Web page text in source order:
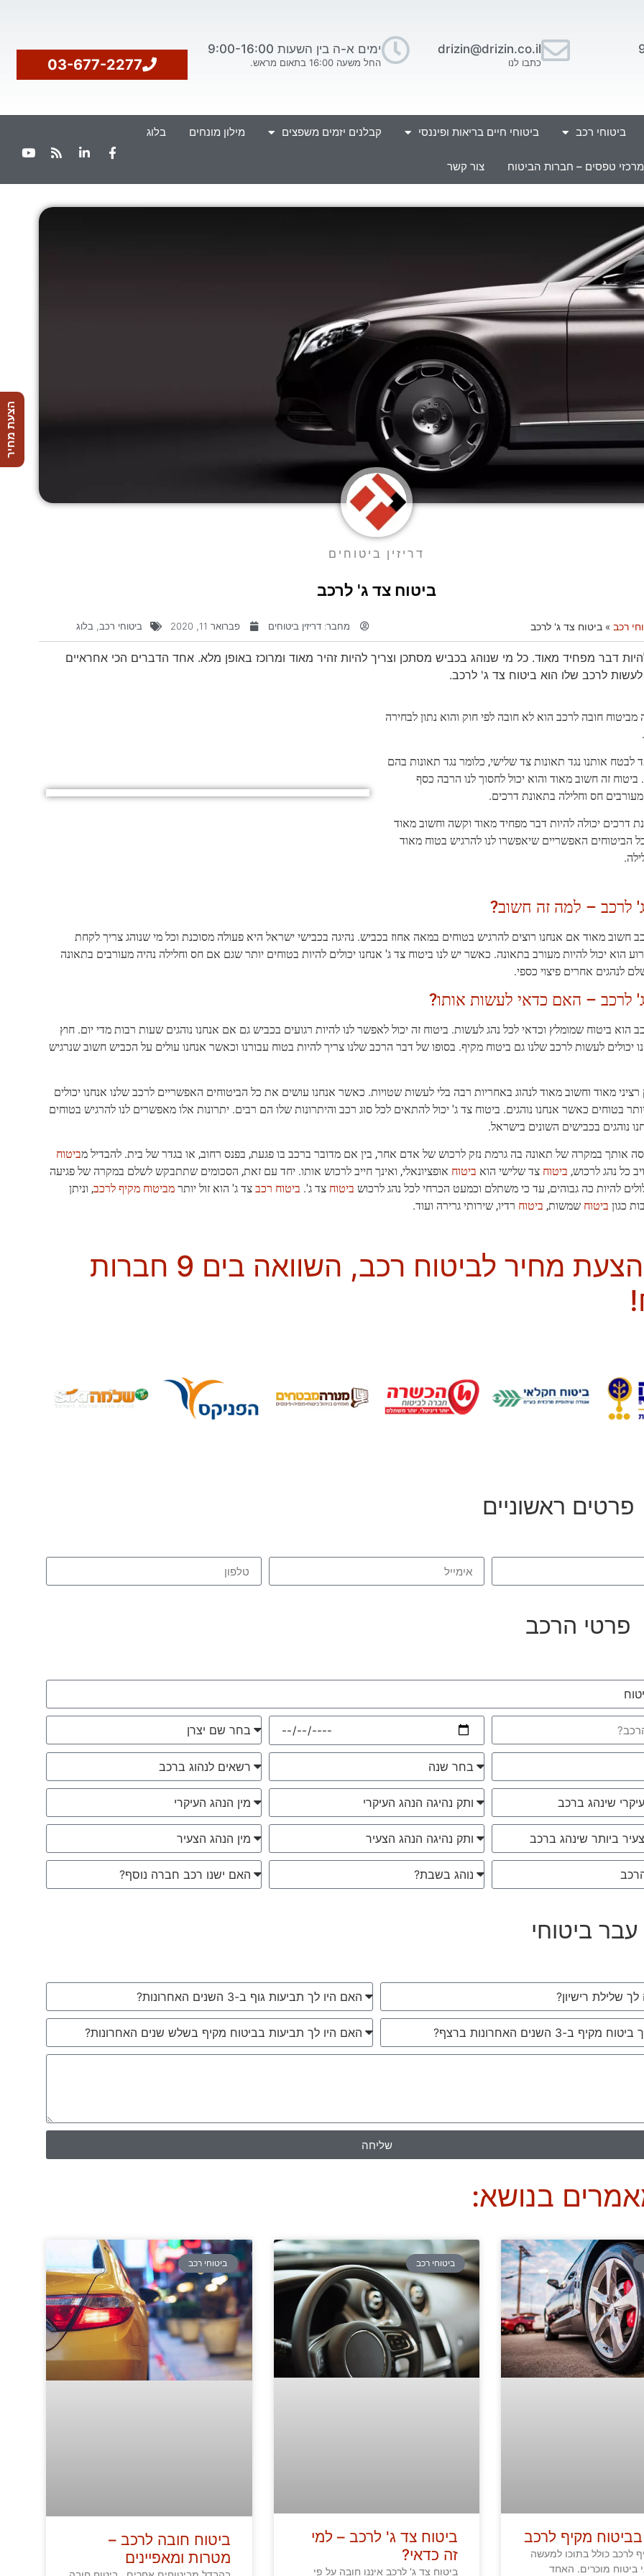
drizin@drizin.co.il
כתבו לנו
ימים א-ה בין השעות 9:00-16:00
החל משעה 16:00 בתאום מראש. 03-677-2277
ביטוחי רכב ביטוחי חיים בריאות ופיננסי קבלנים יזמים משפצים מילון מונחים בלוג
מרכזי טפסים – חברות הביטוח צור קשר
דריזין ביטוחים
ביטוח צד ג' לרכב
רכב » ביטוח צד ג' לרכב מחבר: דריזין ביטוחים פברואר 11, 2020 ביטוחי רכב, בלוג
דבר מפחיד מאוד. כל מי שנוהג בכביש מסתכן וצריך להיות זהיר מאוד ומרוכז באופן מלא. אחד הדברים הכי אחראיים
לעשות לרכב שלו הוא ביטוח צד ג' לרכב.
מביטוח חובה לרכב הוא לא חובה לפי חוק והוא נתון לבחירה
לבטח אותנו נגד תאונות צד שלישי, כלומר נגד תאונות בהם
ביטוח זה חשוב מאוד והוא יכול לחסוך לנו הרבה כסף
חס וחלילה בתאונת דרכים.
דרכים יכולה להיות דבר מפחיד מאוד וקשה וחשוב מאוד
הביטוחים האפשריים שיאפשרו לנו להרגיש בטוח מאוד
לרכב – למה זה חשוב?
חשוב מאוד אם אנחנו רוצים להרגיש בטוחים במאה אחוז בכביש. נהיגה בכבישי ישראל היא פעולה מסוכנת וכל מי שנוהג צריך לקחת
הוא יכול להיות מעורב בתאונה. כאשר יש לנו ביטוח צד ג' אנחנו יכולים להיות בטוחים יותר שגם אם חס וחלילה נהיה מעורבים בתאונה
לנהגים אחרים פיצוי כספי.
לרכב – האם כדאי לעשות אותו?
הוא ביטוח שמומלץ וכדאי לכל נהג לעשות. ביטוח זה יכול לאפשר לנו להיות רגועים בכביש גם אם אנחנו נוהגים שעות רבות מדי יום. חוץ
יכולים לעשות לרכב שלנו גם ביטוח מקיף. בסופו של דבר הרכב שלנו צריך להיות בטוח עבורנו וכאשר אנחנו עולים על הכביש חשוב שנרגיש
מאוד וחשוב מאוד לנהוג באחריות רבה בלי לעשות שטויות. כאשר אנחנו עושים את כל הביטוחים האפשריים לרכב שלנו אנחנו יכולים
בטוחים כאשר אנחנו נוהגים. ביטוח צד ג' יכול להתאים לכל סוג רכב והיתרונות שלו הם רבים. יתרונות אלו מאפשרים לנו להרגיש בטוחים
נוהגים בכבישים השונים בישראל.
אותך במקרה של תאונה בה גרמת נזק לרכוש של אדם אחר, בין אם מדובר ברכב בו פגעת, בפנס רחוב, או בגדר של בית. להבדיל מביטוח
כל נהג לרכוש, ביטוח צד שלישי הוא ביטוח אופציונאלי, ואינך חייב לרכוש אותו. יחד עם זאת, הסכומים שתתבקש לשלם במקרה של פגיעה
להיות כה גבוהים, עד כי משתלם וכמעט הכרחי לכל נהג לרכוש ביטוח צד ג'. ביטוח רכב צד ג' הוא זול יותר מביטוח מקיף לרכב, וניתן
כגון ביטוח שמשות, ביטוח רדיו, שירותי גרירה ועוד.
קבלו הצעת מחיר לביטוח רכב, השוואה בים 9 חברות
פרטים ראשוניים
פרטי הרכב
עבר ביטוחי
שליחה
בנושא:
מקיף לרכב
לרכב כולל בתוכו למעשה
ביטוח מוכרים. האחד
ביטוחי רכב
ביטוח צד ג' לרכב – למי
זה כדאי?
ביטוח צד ג' לרכב איננו חובה על פי
ביטוחי רכב
ביטוח חובה לרכב –
מטרות ומאפיינים
הצעת מחיר